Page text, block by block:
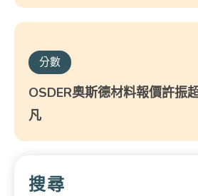
分數
OSDER奧斯德材料報價許振
凡
搜尋